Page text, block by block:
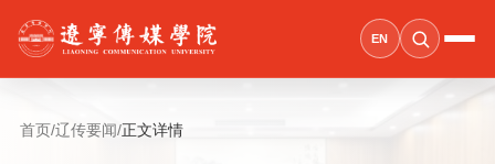
EN
首页/辽传要闻/正文详情